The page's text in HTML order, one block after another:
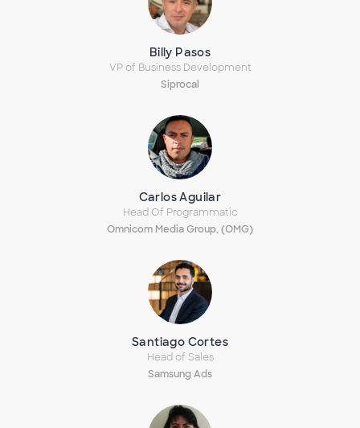
Billy Pasos
VP of Business Development
Siprocal
Carlos Aguilar
Head Of Programmatic
Omnicom Media Group, (OMG)
Santiago Cortes
Head of Sales
Samsung Ads